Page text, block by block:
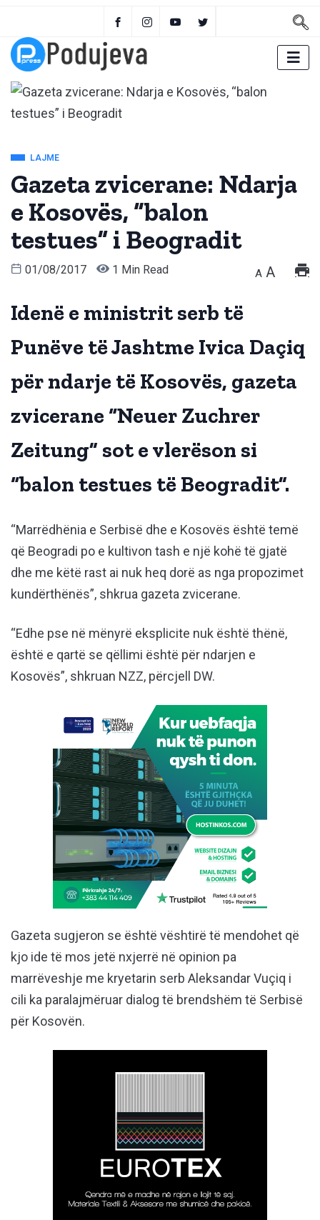
LAJME
Gazeta zvicerane: Ndarja
e Kosovës, “balon
testues” i Beogradit
01/08/2017 1 Min Read A A
Idenë e ministrit serb të
Punëve të Jashtme Ivica Daçiq
për ndarje të Kosovës, gazeta
zvicerane “Neuer Zuchrer
Zeitung” sot e vlerëson si
“balon testues të Beogradit”.
“Marrëdhënia e Serbisë dhe e Kosovës është temë
që Beogradi po e kultivon tash e një kohë të gjatë
dhe me këtë rast ai nuk heq dorë as nga propozimet
kundërthënës”, shkrua gazeta zvicerane.
“Edhe pse në mënyrë eksplicite nuk është thënë,
është e qartë se qëllimi është për ndarjen e
Kosovës”, shkruan NZZ, përcjell DW.
Gazeta sugjeron se është vështirë të mendohet që
kjo ide të mos jetë nxjerrë në opinion pa
marrëveshje me kryetarin serb Aleksandar Vuçiq i
cili ka paralajmëruar dialog të brendshëm të Serbisë
për Kosovën.